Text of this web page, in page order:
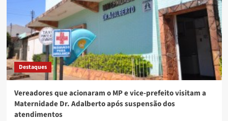
Destaques
Vereadores que acionaram o MP e vice-prefeito visitam a
Maternidade Dr. Adalberto após suspensão dos
atendimentos